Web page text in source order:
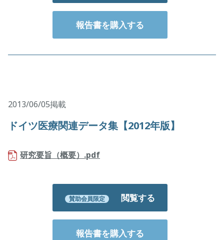
報告書を購入する
2013/06/05掲載
ドイツ医療関連データ集【2012年版】
研究要旨（概要）.pdf
賛助会員限定 閲覧する
報告書を購入する